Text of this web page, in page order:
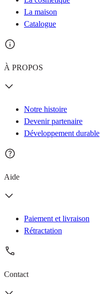
La maison
Catalogue
À PROPOS
Notre histoire
Devenir partenaire
Développement durable
Aide
Paiement et livraison
Rétractation
Contact